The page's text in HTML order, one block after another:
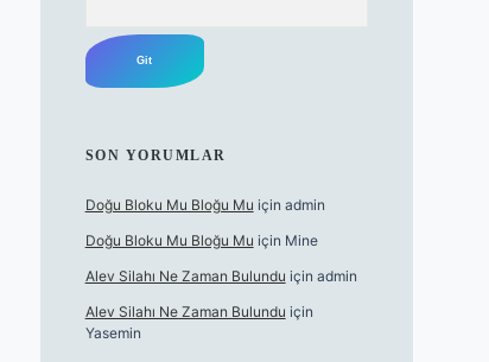
SON YORUMLAR
Doğu Bloku Mu Bloğu Mu için admin
Doğu Bloku Mu Bloğu Mu için Mine
Alev Silahı Ne Zaman Bulundu için admin
Alev Silahı Ne Zaman Bulundu için
Yasemin